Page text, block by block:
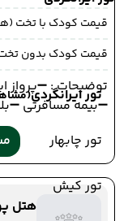
تور ایرانگردی
تور چابهار
تور کیش
قیمت کودک با تخت
قیمت کودک بدون
توضیحات : ➖پرواز
➖بیمه مسافرتی
هتل